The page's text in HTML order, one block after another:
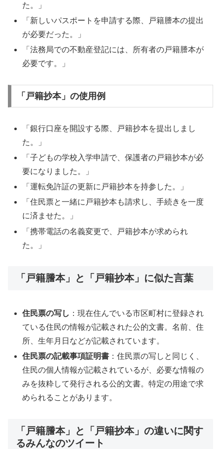
た。」
「新しいパスポートを申請する際、戸籍謄本の提出
が必要だった。」
「法務局での不動産登記には、所有者の戸籍謄本が
必要です。」
「戸籍抄本」の使用例
「銀行口座を開設する際、戸籍抄本を提出しまし
た。」
「子どもの学校入学申請で、保護者の戸籍抄本が必
要になりました。」
「運転免許証の更新に戸籍抄本を持参した。」
「住民票と一緒に戸籍抄本も請求し、手続きを一度
に済ませた。」
「携帯電話の名義変更で、戸籍抄本が求められ
た。」
「戸籍謄本」と「戸籍抄本」に似た言葉
住民票の写し ：現在住んでいる市区町村に登録され
ている住民の情報が記載された公的文書。名前、住
所、生年月日などが記載されています。
住民票の記載事項証明書 ：住民票の写しと同じく、
住民の個人情報が記載されているが、必要な情報の
みを抜粋して発行される公的文書。特定の用途で求
められることがあります。
「戸籍謄本」と「戸籍抄本」の違いに関す
るみんなのツイート